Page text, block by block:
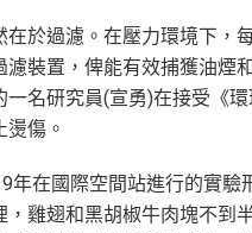
在於過濾。在壓力環境下，
濾裝置，俾能有效捕獲油煙
一名研究員(宣勇)在接受《
傷。
年在國際空間站進行的實
，雞翅和黑胡椒牛肉塊不到